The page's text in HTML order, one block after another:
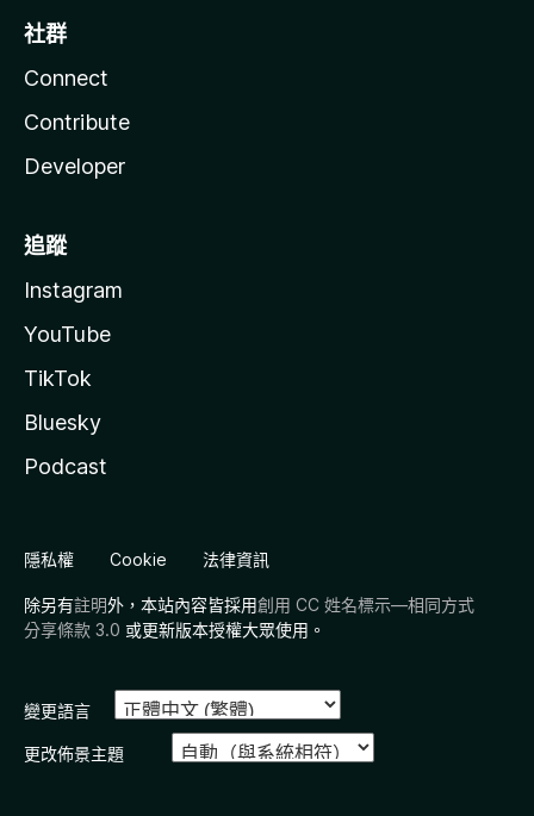
社群
Connect
Contribute
Developer
追蹤
Instagram
YouTube
TikTok
Bluesky
Podcast
隱私權 Cookie 法律資訊
除另有註明外，本站內容皆採用創用 CC 姓名標示—相同方式
分享條款 3.0 或更新版本授權大眾使用。
變更語言
更改佈景主題